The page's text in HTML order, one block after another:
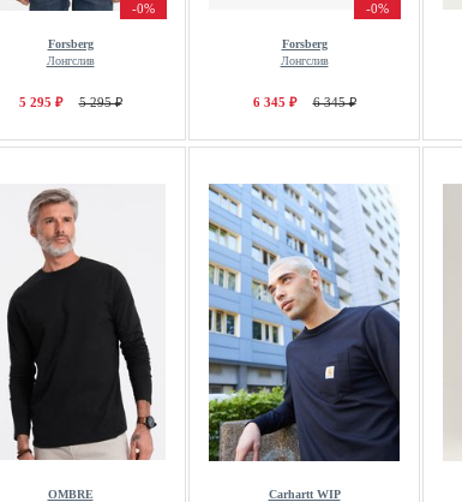
-0%
Forsberg
Лонгслив
5 295 ₽ 5 295 ₽
-0%
Forsberg
Лонгслив
6 345 ₽ 6 345 ₽
OMBRE
Carhartt WIP